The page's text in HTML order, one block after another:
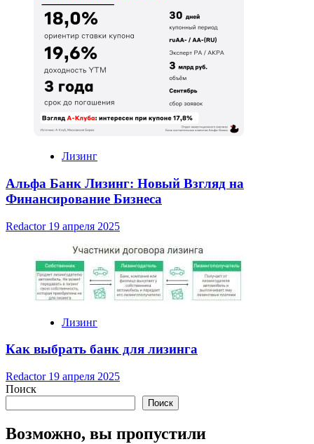
Лизинг
Альфа Банк Лизинг: Новый Взгляд на
Финансирование Бизнеса
Redactor 19 апреля 2025
Лизинг
Как выбрать банк для лизинга
Redactor 19 апреля 2025
Поиск
Поиск
Возможно, вы пропустили